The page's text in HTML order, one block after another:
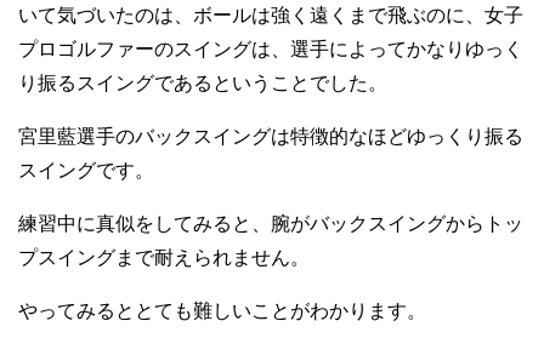
いて気づいたのは、ボールは強く遠くまで飛ぶのに、女子
プロゴルファーのスイングは、選手によってかなりゆっく
り振るスイングであるということでした。
宮里藍選手のバックスイングは特徴的なほどゆっくり振る
スイングです。
練習中に真似をしてみると、腕がバックスイングからトッ
プスイングまで耐えられません。
やってみるととても難しいことがわかります。